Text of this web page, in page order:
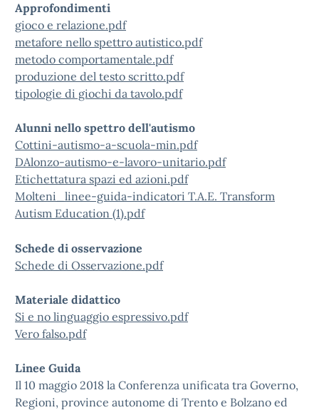
Approfondimenti
gioco e relazione.pdf
metafore nello spettro autistico.pdf
metodo comportamentale.pdf
produzione del testo scritto.pdf
tipologie di giochi da tavolo.pdf
Alunni nello spettro dell'autismo
Cottini-autismo-a-scuola-min.pdf
DAlonzo-autismo-e-lavoro-unitario.pdf
Etichettatura spazi ed azioni.pdf
Molteni_linee-guida-indicatori T.A.E. Transform
Autism Education (1).pdf
Schede di osservazione
Schede di Osservazione.pdf
Materiale didattico
Si e no linguaggio espressivo.pdf
Vero falso.pdf
Linee Guida
Il 10 maggio 2018 la Conferenza unificata tra Governo,
Regioni, province autonome di Trento e Bolzano ed